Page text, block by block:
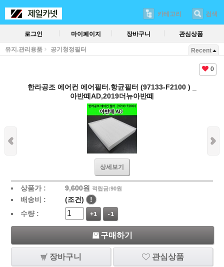
카테고리 검색
로그인 마이페이지 장바구니 관심상품
유지.관리용품 공기청정필터 Recent
0
한라공조 에어컨 에어필터.항균필터 (97133-F2100 ) _
아반떼AD,2019더뉴아반떼
상세보기
상품가 : 9,600원 적립금:90원
배송비 : (조건)
!
수량 :
+1 -1
구매하기
장바구니 관심상품